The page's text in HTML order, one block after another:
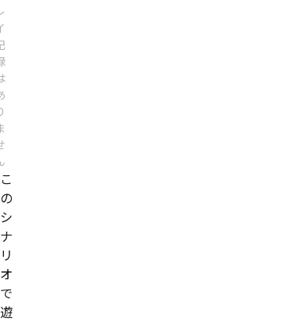
こ
の
シ
ナ
リ
オ
で
遊